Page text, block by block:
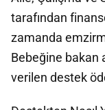
tarafından
zamanda
Bebeğine bakan
verilen destek